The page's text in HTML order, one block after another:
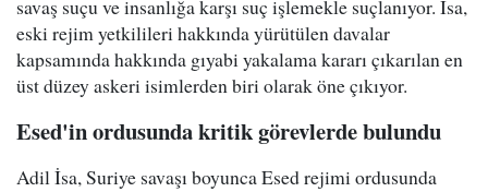
savaş suçu ve insanlığa karşı suç işlemekle suçlanıyor. İsa,
eski rejim yetkilileri hakkında yürütülen davalar
kapsamında hakkında gıyabi yakalama kararı çıkarılan en
üst düzey askeri isimlerden biri olarak öne çıkıyor.
Esed'in ordusunda kritik görevlerde bulundu
Adil İsa, Suriye savaşı boyunca Esed rejimi ordusunda